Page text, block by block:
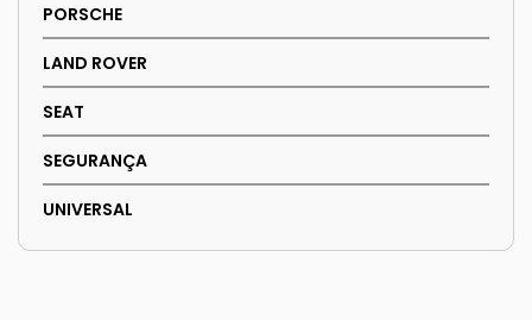
PORSCHE
LAND ROVER
SEAT
SEGURANÇA
UNIVERSAL